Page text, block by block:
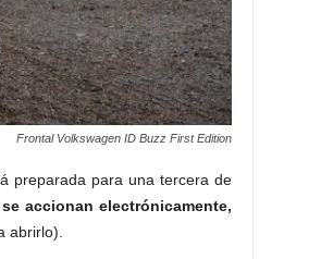
Frontal Volkswagen ID Buzz First Edition
preparada para una tercera de
accionan electrónicamente,
abrirlo).